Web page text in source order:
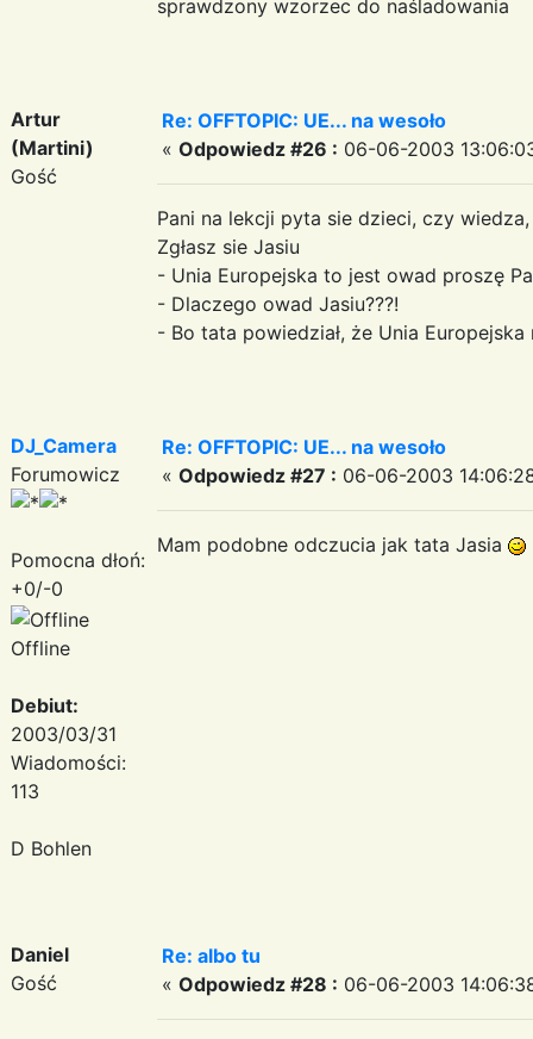
sprawdzony wzorzec do naśladowania
Artur
(Martini)
Gość
Re: OFFTOPIC: UE... na wesoło
« Odpowiedz #26 : 06-06-2003
Pani na lekcji pyta sie dzieci, czy
Zgłasz sie Jasiu
- Unia Europejska to jest owad proszę
- Dlaczego owad Jasiu???!
- Bo tata powiedział, że Unia Europejska
DJ_Camera
Forumowicz
Pomocna dłoń:
+0/-0
Offline
Debiut:
2003/03/31
Wiadomości:
113
D Bohlen
Re: OFFTOPIC: UE... na wesoło
« Odpowiedz #27 : 06-06-2003
Mam podobne odczucia jak tata Jasia
Daniel
Gość
Re: albo tu
« Odpowiedz #28 : 06-06-2003